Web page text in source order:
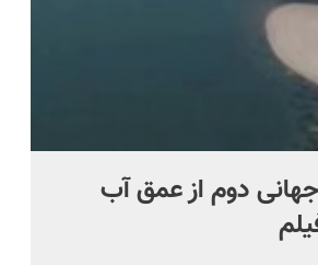
دوم از عمق آب